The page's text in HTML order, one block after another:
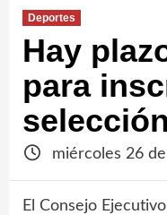
Deportes
Hay
para
miércoles 26
El Consejo